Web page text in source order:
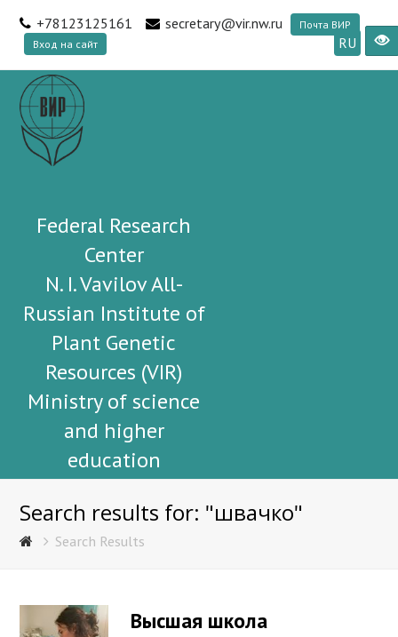
+78123125161 secretary@vir.nw.ru
Почта ВИР
Вход на сайт
RU
Federal Research
Center
N. I. Vavilov All-
Russian Institute of
Plant Genetic
Resources (VIR)
Ministry of science
and higher
education
Search results for: "швачко"
Search Results
Высшая школа